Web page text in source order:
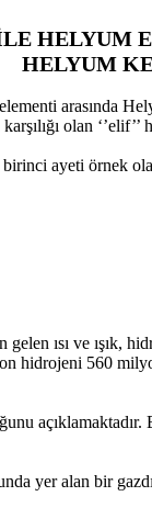
İLE
HELYUM
arasında
olan
ayeti
ısı ve ışık,
ton hidrojeni
yer alan bir